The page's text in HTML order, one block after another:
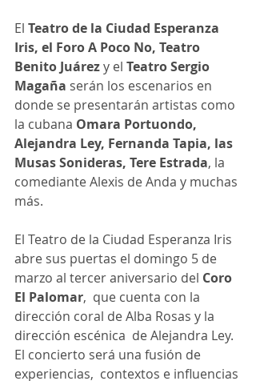
El Teatro de la Ciudad Esperanza
Iris, el Foro A Poco No, Teatro
Benito Juárez y el Teatro Sergio
Magaña serán los escenarios en
donde se presentarán artistas como
la cubana Omara Portuondo,
Alejandra Ley, Fernanda Tapia, las
Musas Sonideras, Tere Estrada, la
comediante Alexis de Anda y muchas
más.
El Teatro de la Ciudad Esperanza Iris
abre sus puertas el domingo 5 de
marzo al tercer aniversario del Coro
El Palomar,  que cuenta con la
dirección coral de Alba Rosas y la
dirección escénica  de Alejandra Ley.
El concierto será una fusión de
experiencias,  contextos e influencias